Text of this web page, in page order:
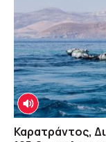
Καρατράντος,